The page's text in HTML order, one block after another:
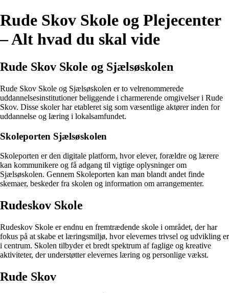
Rude Skov Skole og Plejecenter
– Alt hvad du skal vide
Rude Skov Skole og Sjælsøskolen
Rude Skov Skole og Sjælsøskolen er to velrenommerede
uddannelsesinstitutioner beliggende i charmerende omgivelser i Rude
Skov. Disse skoler har etableret sig som væsentlige aktører inden for
uddannelse og læring i lokalsamfundet.
Skoleporten Sjælsøskolen
Skoleporten er den digitale platform, hvor elever, forældre og lærere
kan kommunikere og få adgang til vigtige oplysninger om
Sjælsøskolen. Gennem Skoleporten kan man blandt andet finde
skemaer, beskeder fra skolen og information om arrangementer.
Rudeskov Skole
Rudeskov Skole er endnu en fremtrædende skole i området, der har
fokus på at skabe et læringsmiljø, hvor elevernes trivsel og udvikling er
i centrum. Skolen tilbyder et bredt spektrum af faglige og kreative
aktiviteter, der understøtter elevernes læring og personlige vækst.
Rude Skov